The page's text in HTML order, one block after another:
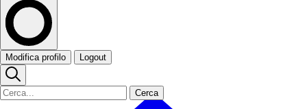
Modifica profilo Logout
Cerca